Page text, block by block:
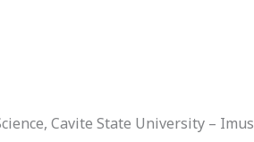
Cavite State University – Imus